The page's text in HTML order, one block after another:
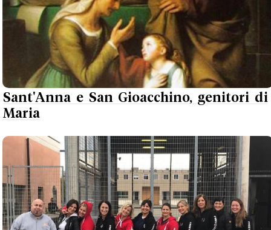
Sant'Anna e San Gioacchino, genitori di
Maria